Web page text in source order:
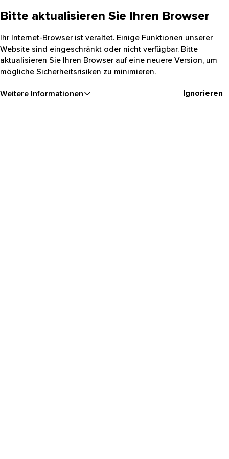
Bitte aktualisieren Sie Ihren Browser
Ihr Internet-Browser ist veraltet. Einige Funktionen unserer
Website sind eingeschränkt oder nicht verfügbar. Bitte
aktualisieren Sie Ihren Browser auf eine neuere Version, um
mögliche Sicherheitsrisiken zu minimieren.
Weitere Informationen Ignorieren